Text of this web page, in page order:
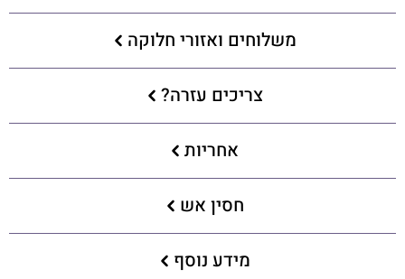
משלוחים ואזורי חלוקה
צריכים עזרה?
אחריות
חסין אש
מידע נוסף